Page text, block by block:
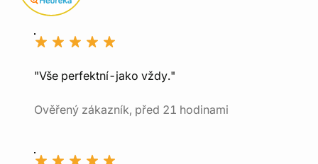
"Vše perfektní-jako vždy."
Ověřený zákazník, před 21 hodinami